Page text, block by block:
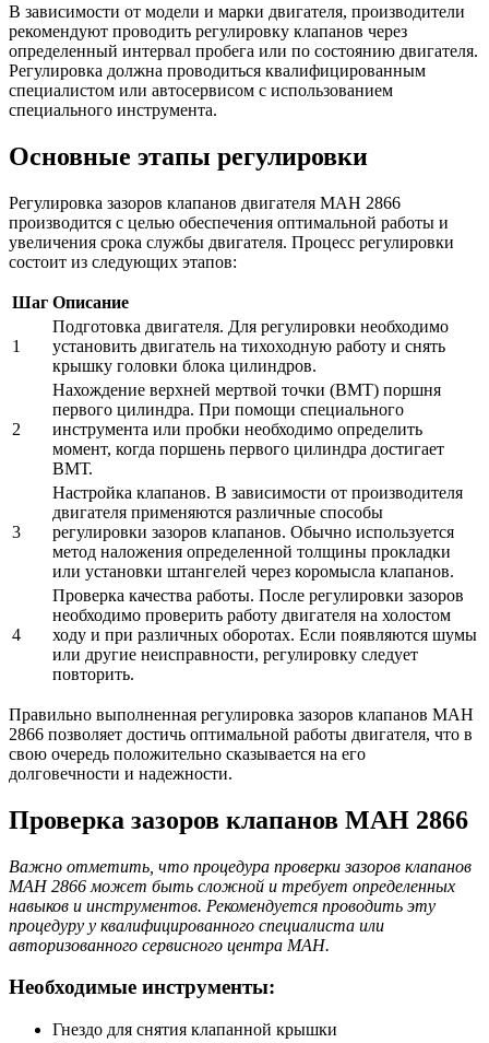
В зависимости от модели и марки двигателя, производители
рекомендуют проводить регулировку клапанов через
определенный интервал пробега или по состоянию двигателя.
Регулировка должна проводиться квалифицированным
специалистом или автосервисом с использованием
специального инструмента.
Основные этапы регулировки
Регулировка зазоров клапанов двигателя МАН 2866
производится с целью обеспечения оптимальной работы и
увеличения срока службы двигателя. Процесс регулировки
состоит из следующих этапов:
Шаг Описание
1
Подготовка двигателя. Для регулировки необходимо
установить двигатель на тихоходную работу и снять
крышку головки блока цилиндров.
2
Нахождение верхней мертвой точки (ВМТ) поршня
первого цилиндра. При помощи специального
инструмента или пробки необходимо определить
момент, когда поршень первого цилиндра достигает
ВМТ.
3
Настройка клапанов. В зависимости от производителя
двигателя применяются различные способы
регулировки зазоров клапанов. Обычно используется
метод наложения определенной толщины прокладки
или установки штангелей через коромысла клапанов.
4
Проверка качества работы. После регулировки зазоров
необходимо проверить работу двигателя на холостом
ходу и при различных оборотах. Если появляются шумы
или другие неисправности, регулировку следует
повторить.
Правильно выполненная регулировка зазоров клапанов МАН
2866 позволяет достичь оптимальной работы двигателя, что в
свою очередь положительно сказывается на его
долговечности и надежности.
Проверка зазоров клапанов МАН 2866
Важно отметить, что процедура проверки зазоров клапанов
МАН 2866 может быть сложной и требует определенных
навыков и инструментов. Рекомендуется проводить эту
процедуру у квалифицированного специалиста или
авторизованного сервисного центра МАН.
Необходимые инструменты:
Гнездо для снятия клапанной крышки